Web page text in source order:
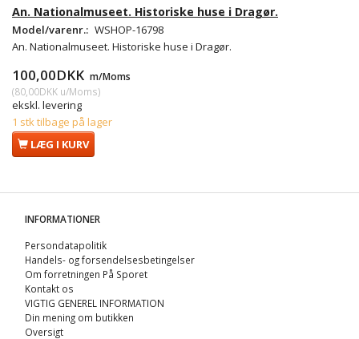
An. Nationalmuseet. Historiske huse i Dragør.
Model/varenr.: WSHOP-16798
An. Nationalmuseet. Historiske huse i Dragør.
100,00DKK m/Moms
(80,00DKK u/Moms)
ekskl. levering
1 stk tilbage på lager
LÆG I KURV
INFORMATIONER
Persondatapolitik
Handels- og forsendelsesbetingelser
Om forretningen På Sporet
Kontakt os
VIGTIG GENEREL INFORMATION
Din mening om butikken
Oversigt